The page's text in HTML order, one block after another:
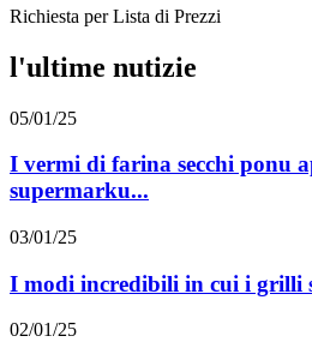
Richiesta per Lista di Prezzi
l'ultime nutizie
05/01/25
I vermi di farina secchi ponu
supermarku...
03/01/25
I modi incredibili in cui i grilli
02/01/25